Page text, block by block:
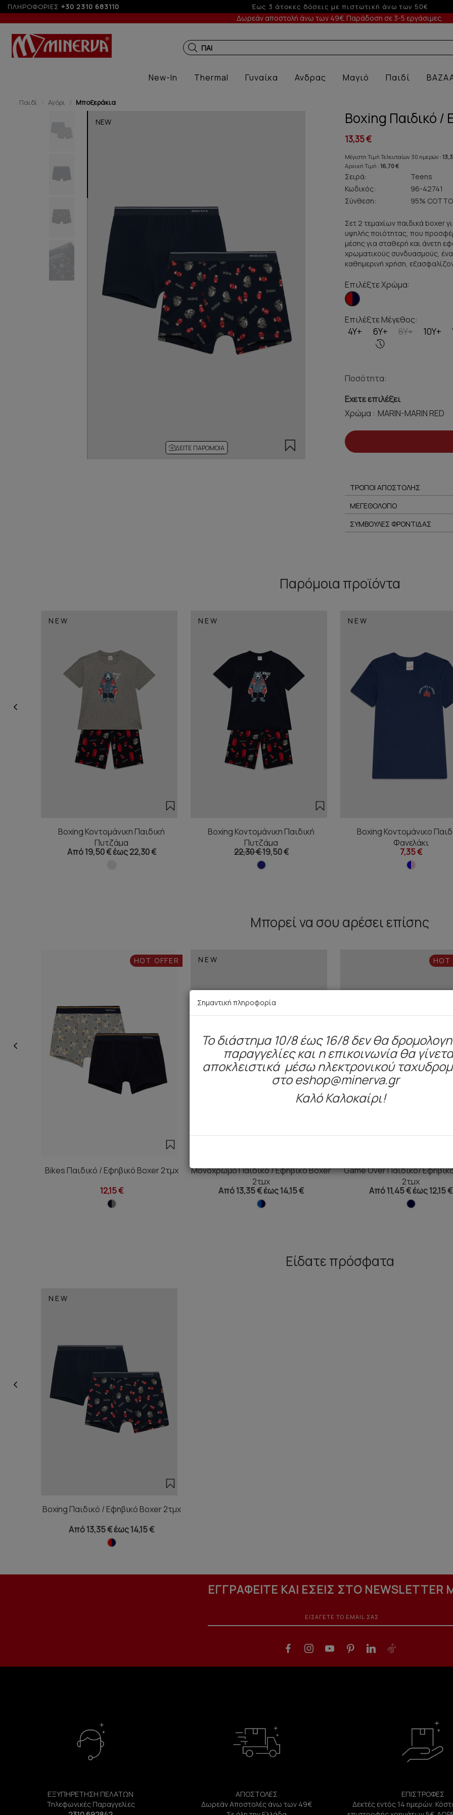
ΠΛΗΡΟΦΟΡΙΕΣ +30 2310 683110 Έως 6 άτοκες δόσεις με πιστωτική άνω των 100€
Δωρεάν αποστολή άνω των 49€. Παράδοση σε 3-5 εργάσιμες.
ΠΑΙΔΙΚΑ ΕΣΩΡΟ
New-In Thermal Γυναίκα Ανδρας Μαγιό Παιδί
Παιδί Αγόρι Μποξεράκια
NEW
ΔΕΊΤΕ ΠΑΡΌΜΟΙΑ
Boxing Παιδικό /
13,35 €
Μέγιστη Τιμή Τελευταίων 30 ημερών :
Αρχική Τιμή : 16,70 €
Σειρά:
Teens
Κωδικός:
96-42741
Σύνθεση:
95%
Σετ 2 τεμαχίων παιδικά boxer
υψηλής ποιότητας, που
μέσης για σταθερή και άνετη
χρωματικούς συνδυασμούς,
καθημερινή χρήση,
Επιλέξτε Χρώμα:
Επιλέξτε Μέγεθος:
4Y+ 6Y+ 8Y+ 10Y+
Ποσότητα:
Εχετε επιλέξει
Χρώμα :
ΤΡΟΠΟΙ ΑΠΟΣΤΟΛΗΣ
ΜΕΓΕΘΟΛΟΓΙΟ
ΣΥΜΒΟΥΛΕΣ ΦΡΟΝΤΙΔΑΣ
Παρόμοια προϊόντα
NEW
Boxing Κοντομάνικη Παιδική
Πυτζάμα
Από 19,50 € έως 22,30 €
NEW
Boxing Κοντομάνικη Παιδική
Πυτζάμα
22,30 €19,50 €
NEW
Boxing Κοντομάνικο
Φανελάκι
7,35 €
Μπορεί να σου αρέσει επίσης
HOT OFFER
Bikes Παιδικό / Εφηβικό Boxer 2τμχ
12,15 €
NEW
Μονόχρωμο Παιδικό / Εφηβικό Boxer
2τμχ
Από 13,35 € έως 14,15 €
HOT
Game Over Παιδικό/
2τμχ
Από 11,45 € έως 12,15 €
Είδατε πρόσφατα
NEW
Boxing Παιδικό / Εφηβικό Boxer 2τμχ
Από 13,35 € έως 14,15 €
ΕΓΓΡΑΦΕΙΤΕ ΚΑΙ ΕΣΕΙΣ ΣΤΟ NEWSLETTER
ΕΞΥΠΗΡΕΤΗΣΗ ΠΕΛΑΤΩΝ
Τηλεφωνικές Παραγγελίες
ΑΠΟΣΤΟΛΕΣ
Δωρεάν Αποστολές άνω των 49€
ΕΠΙΣΤΡΟΦΕΣ
Δεκτές εντός 14 ημερών.
Σημαντική πληροφορία
To διάστημα 10/8 έως 16/8 δεν θα
παραγγελίες και η επικοινωνία θα
αποκλειστικά μέσω ηλεκτρονικού
στο eshop@minerva.gr
Καλό Καλοκαίρι!